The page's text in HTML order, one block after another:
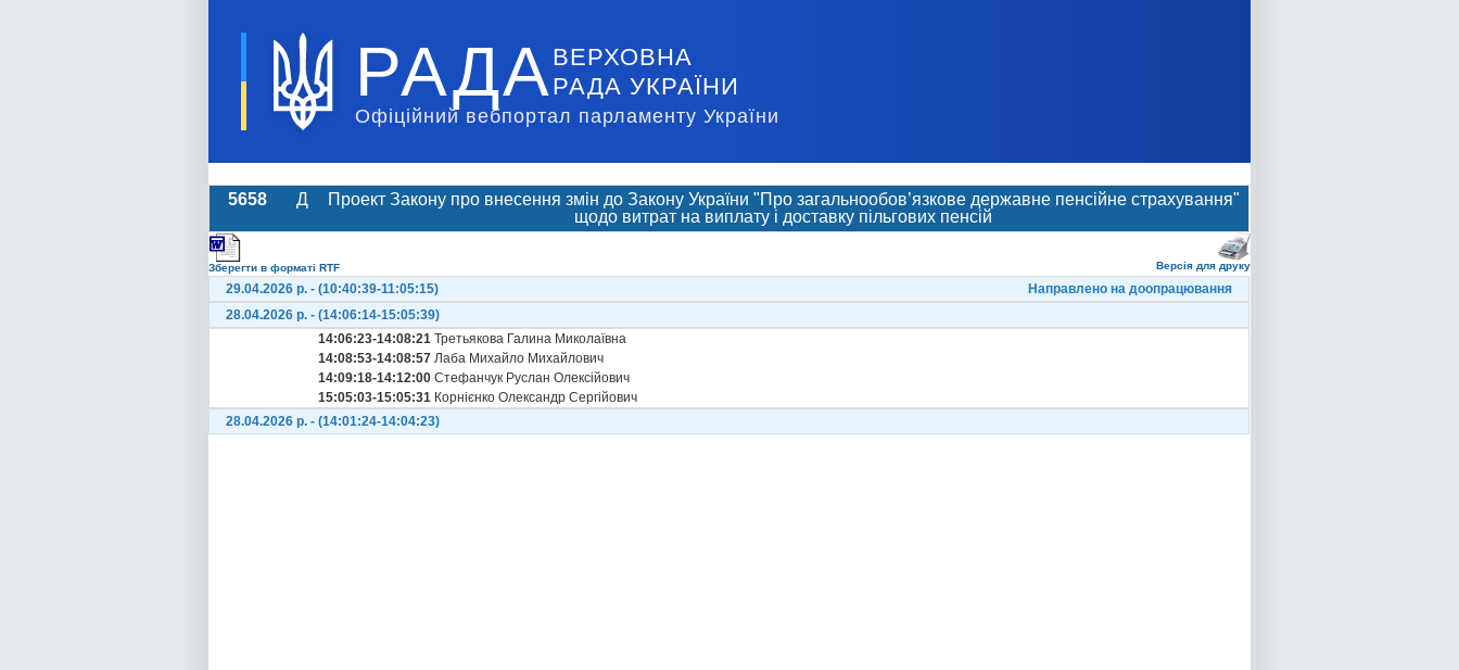
РАДА ВЕРХОВНА
РАДА УКРАЇНИ
Офіційний вебпортал парламенту України
5658 Д
Проект Закону про внесення змін до Закону України "Про загальнообов’язкове державне пенсійне страхування"
щодо витрат на виплату і доставку пільгових пенсій
Зберегти в форматі RTF Версія для друку
29.04.2026 р. - (10:40:39-11:05:15)
Направлено на доопрацювання
28.04.2026 р. - (14:06:14-15:05:39)
14:06:23-14:08:21 Третьякова Галина Миколаївна
14:08:53-14:08:57 Лаба Михайло Михайлович
14:09:18-14:12:00 Стефанчук Руслан Олексійович
15:05:03-15:05:31 Корнієнко Олександр Сергійович
28.04.2026 р. - (14:01:24-14:04:23)